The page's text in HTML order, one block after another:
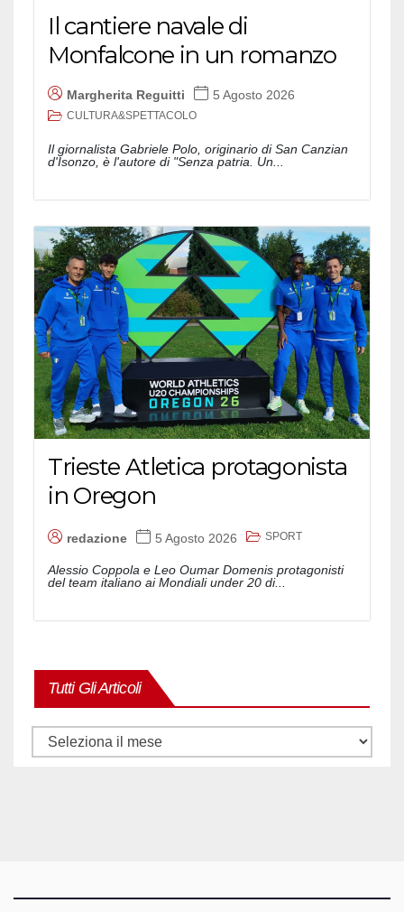
Il cantiere navale di
Monfalcone in un romanzo
Margherita Reguitti 5 Agosto 2026
CULTURA&SPETTACOLO
Il giornalista Gabriele Polo, originario di San Canzian
d'Isonzo, è l'autore di "Senza patria. Un...
Trieste Atletica protagonista
in Oregon
redazione 5 Agosto 2026 SPORT
Alessio Coppola e Leo Oumar Domenis protagonisti
del team italiano ai Mondiali under 20 di...
Tutti Gli Articoli
Tutti